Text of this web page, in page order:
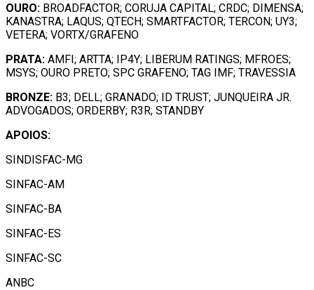
OURO: BROADFACTOR; CORUJA CAPITAL; CRDC; DIMENSA;
KANASTRA; LAQUS; QTECH; SMARTFACTOR; TERCON; UY3;
VETERA; VORTX/GRAFENO
PRATA: AMFI; ARTTA; IP4Y; LIBERUM RATINGS; MFROES;
MSYS; OURO PRETO; SPC GRAFENO; TAG IMF; TRAVESSIA
BRONZE: B3; DELL; GRANADO; ID TRUST; JUNQUEIRA JR.
ADVOGADOS; ORDERBY; R3R; STANDBY
APOIOS:
SINDISFAC-MG
SINFAC-AM
SINFAC-BA
SINFAC-ES
SINFAC-SC
ANBC